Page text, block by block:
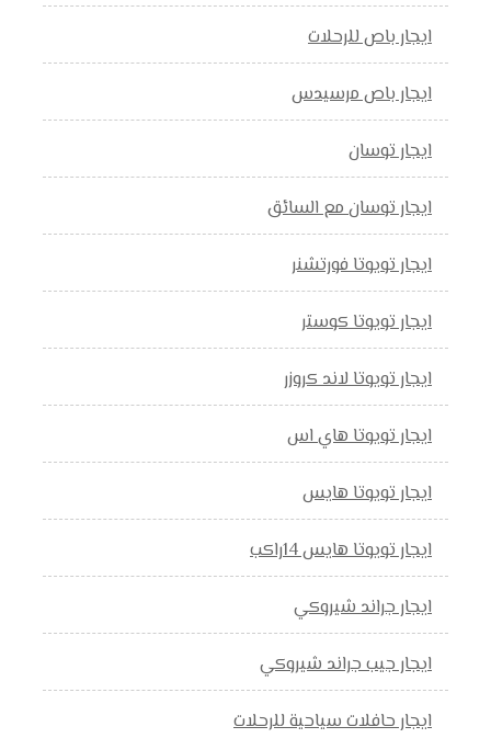
ايجار باص للرحلات
ايجار باص مرسيدس
ايجار توسان
ايجار توسان مع السائق
ايجار تويوتا فورتشنر
ايجار تويوتا كوستر
ايجار تويوتا لاند كروزر
ايجار تويوتا هاي اس
ايجار تويوتا هايس
ايجار تويوتا هايس 14راكب
ايجار جراند شيروكي
ايجار جيب جراند شيروكي
ايجار حافلات سياحية للرحلات